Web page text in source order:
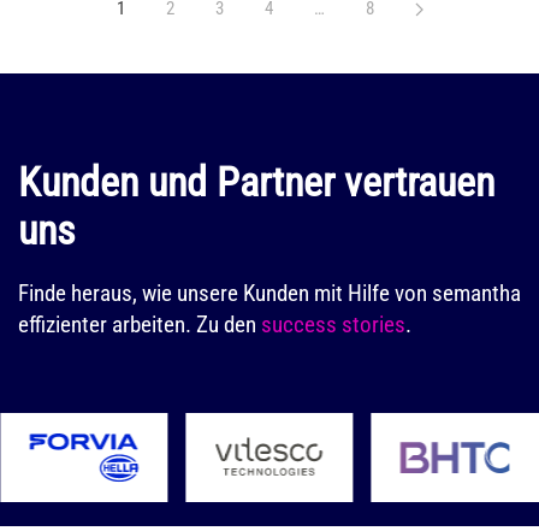
1 2 3 4 … 8
Kunden und Partner vertrauen
uns
Finde heraus, wie unsere Kunden mit Hilfe von semantha
effizienter arbeiten. Zu den success stories.